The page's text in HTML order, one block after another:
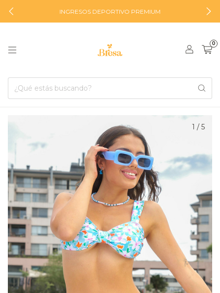
INGRESOS DEPORTIVO PREMIUM
0
1 / 5